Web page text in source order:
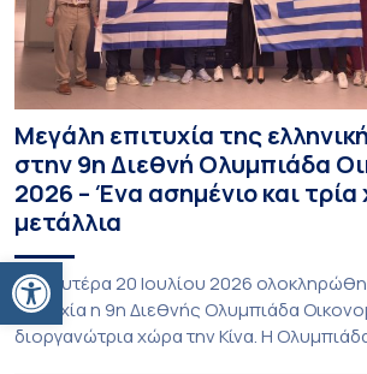
Ανοίξτε τη γραμμή εργαλείων
Μεγάλη επιτυχία της
στην 9η Διεθνή Ολυμπιάδα
2026 – Ένα ασημένιο και τρία
μετάλλια
Τη Δευτέρα 20 Ιουλίου 2026
επιτυχία η 9η Διεθνής Ολυμπιάδα
διοργανώτρια χώρα την Κίνα. Η